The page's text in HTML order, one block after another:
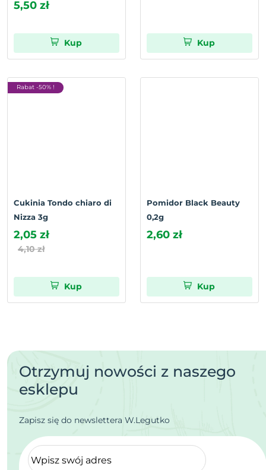
5,50 zł
Kup Kup
Rabat -50% !
Cukinia Tondo chiaro di
Nizza 3g
2,05 zł
4,10 zł
Kup
Pomidor Black Beauty
0,2g
2,60 zł
Kup
Otrzymuj nowości z naszego
esklepu
Zapisz się do newslettera W.Legutko